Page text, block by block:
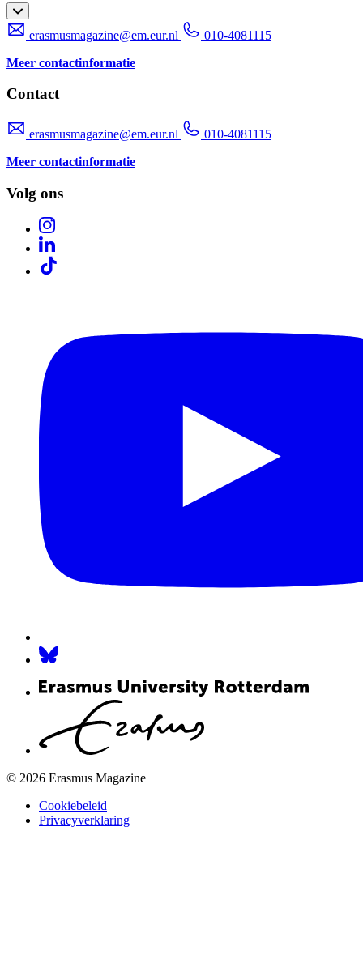
erasmusmagazine@em.eur.nl
010-4081115
Meer contactinformatie
Contact
erasmusmagazine@em.eur.nl
010-4081115
Meer contactinformatie
Volg ons
© 2026 Erasmus Magazine
Cookiebeleid
Privacyverklaring